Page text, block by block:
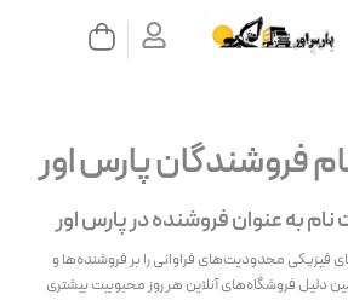
سبد
خرید
فروشندگان پارس اور
به عنوان فروشنده در پارس اور
فیزیکی محدودیت‌های فراوانی را بر فروشنده‌ها و
دلیل فروشگاه‌های آنلاین هر روز محبوبیت بیشتری